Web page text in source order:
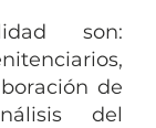
son:
de
del